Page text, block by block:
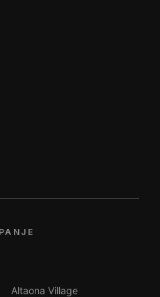
Altaona Village